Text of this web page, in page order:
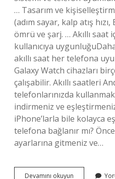
… Tasarım ve
(adım sayar, kalp atış
ömrü ve şarj. … Akıllı saat
kullanıcıya
akıllı saat her telefona
Galaxy Watch cihazları
çalışabilir. Akıllı saatleri
telefonlarınızda
indirmeniz ve
iPhone’larla bile kolayca
telefona bağlanır mı?
ayarlarına gitmeniz ve…
Devamını okuyun